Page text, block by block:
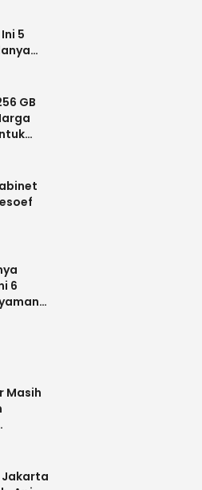
5
GB
6
Masih
Jakarta